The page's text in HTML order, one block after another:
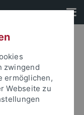
zwingend
ermöglichen,
Webseite zu